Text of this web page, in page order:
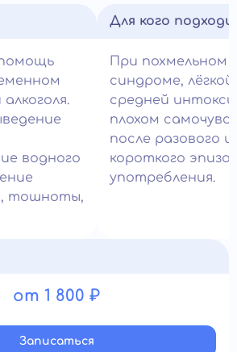
водного
тошноты,
Для кого
При похмельном
синдроме, лёгкой
средней
плохом
после разового
короткого
употребления.
от 1 800 ₽
Записатьcя